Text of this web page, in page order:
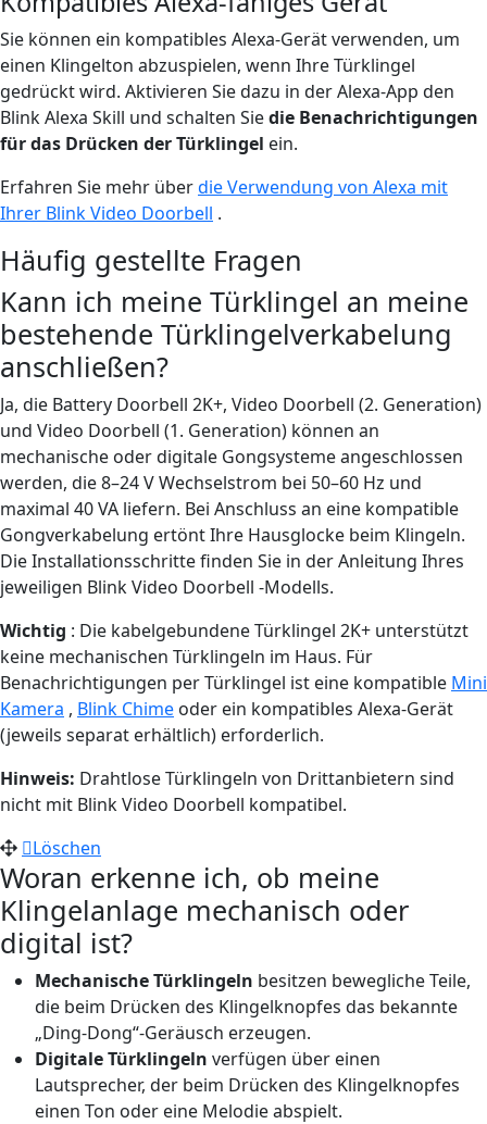
Sie können ein kompatibles Alexa-Gerät verwenden, um
einen Klingelton abzuspielen, wenn Ihre Türklingel
gedrückt wird. Aktivieren Sie dazu in der Alexa-App den
Blink Alexa Skill und schalten Siedie Benachrichtigungen
für das Drücken der Türklingel ein.
Erfahren Sie mehr überdie Verwendung von Alexa mit
Ihrer Blink Video Doorbell .
Häufig gestellte Fragen
Kann ich meine Türklingel an meine
bestehende Türklingelverkabelung
anschließen?
Ja, die Battery Doorbell 2K+, Video Doorbell (2. Generation)
und Video Doorbell (1. Generation) können an
mechanische oder digitale Gongsysteme angeschlossen
werden, die 8–24 V Wechselstrom bei 50–60 Hz und
maximal 40 VA liefern. Bei Anschluss an eine kompatible
Gongverkabelung ertönt Ihre Hausglocke beim Klingeln.
Die Installationsschritte finden Sie in der Anleitung Ihres
jeweiligen Blink Video Doorbell -Modells.
Wichtig : Die kabelgebundene Türklingel 2K+ unterstützt
keine mechanischen Türklingeln im Haus. Für
Benachrichtigungen per Türklingel ist eine kompatible Mini
Kamera , Blink Chime oder ein kompatibles Alexa-Gerät
(jeweils separat erhältlich) erforderlich.
Hinweis: Drahtlose Türklingeln von Drittanbietern sind
nicht mit Blink Video Doorbell kompatibel.
Löschen
Woran erkenne ich, ob meine
Klingelanlage mechanisch oder
digital ist?
Mechanische Türklingeln besitzen bewegliche Teile,
die beim Drücken des Klingelknopfes das bekannte
„Ding-Dong“-Geräusch erzeugen.
Digitale Türklingeln verfügen über einen
Lautsprecher, der beim Drücken des Klingelknopfes
einen Ton oder eine Melodie abspielt.